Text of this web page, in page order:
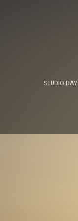
STUDIO DAY